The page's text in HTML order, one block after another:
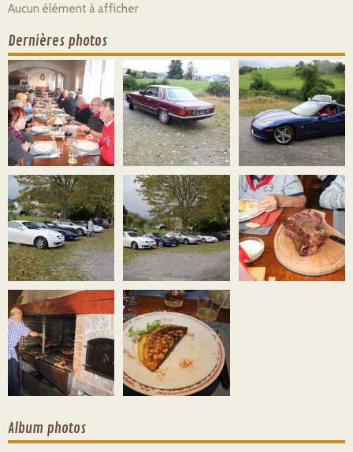
Aucun élément à afficher
Dernières photos
Album photos